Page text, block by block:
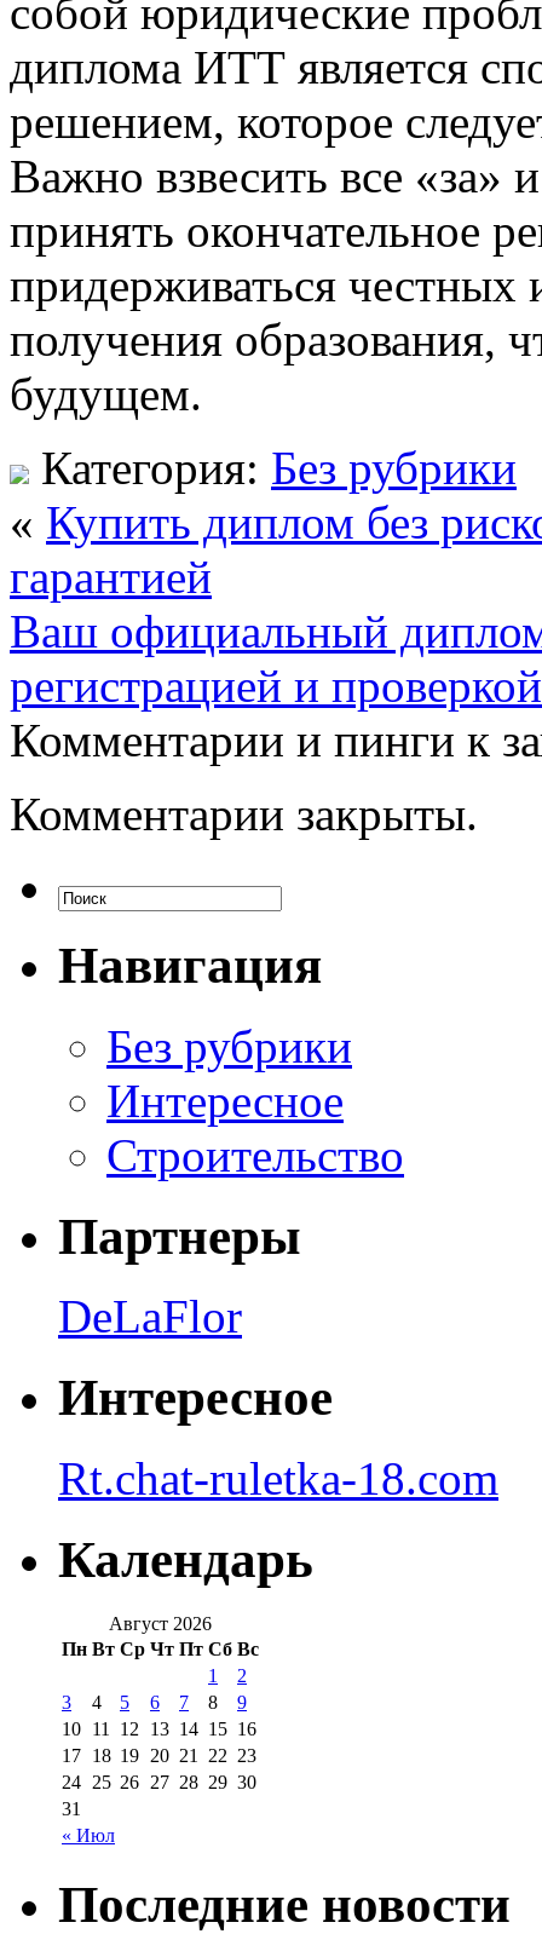
собой юридические
диплома ИТТ является
решением, которое
Важно взвесить все «за»
принять окончательное
придерживаться честных
получения образования,
будущем.
Категория: Без рубрики
« Купить диплом без
гарантией
Ваш официальный
регистрацией и проверкой
Комментарии и пинги к
Комментарии закрыты.
Навигация
Без рубрики
Интересное
Строительство
Партнеры
DeLaFlor
Интересное
Rt.chat-ruletka-18.com
Календарь
Август 2026
Пн Вт Ср Чт Пт Сб Вс
« Июл
1
2
3
4 5 6 7 8
9
10 11 12 13 14 15 16
17 18 19 20 21 22 23
24 25 26 27 28 29 30
31
Последние новости